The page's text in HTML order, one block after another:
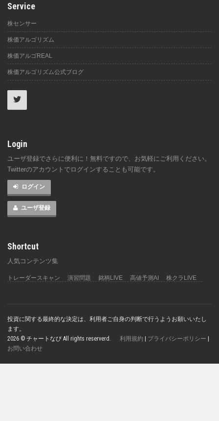
Service
株センサー
株価アルゴリズム
株価アルゴREAL
株価アルゴリズム公式ブログ
Login
ユーザ登録でさらに便利に！無料ですので、お気軽にご利用ください。
Twitterのアカウントでログインすることも可能です。
ログイン
ユーザ登録
Shortcut
人気コンテンツ集
トレーダースキャン 演習問題 銘柄LIVE 高値予測AI 株クラLIVE
投資に関する最終的な決定は、利用者ご自身の判断で行うようお願いいたし
ます。
2026 © チャートなび All rights reserverd. 利用規約 | プライバシーポリシー |
お問い合わせ